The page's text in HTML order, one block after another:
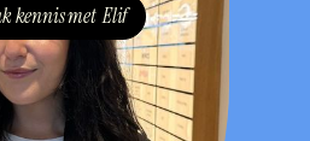
kennis met Elif